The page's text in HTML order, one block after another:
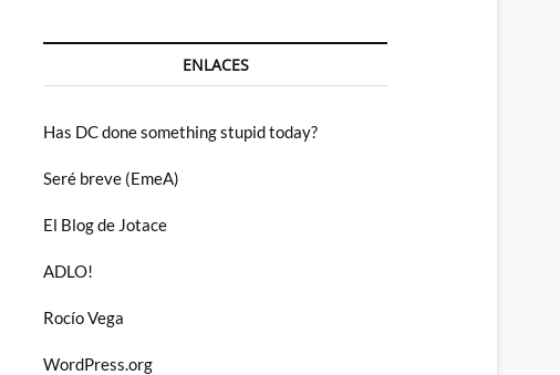
ENLACES
Has DC done something stupid today?
Seré breve (EmeA)
El Blog de Jotace
ADLO!
Rocío Vega
WordPress.org